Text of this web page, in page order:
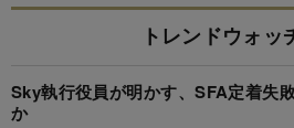
トレンドウォッ
Sky執行役員が明かす、SFA定着失
か